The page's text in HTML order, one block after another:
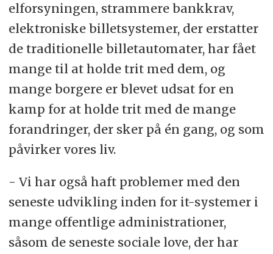
elforsyningen, strammere bankkrav,
elektroniske billetsystemer, der erstatter
de traditionelle billetautomater, har fået
mange til at holde trit med dem, og
mange borgere er blevet udsat for en
kamp for at holde trit med de mange
forandringer, der sker på én gang, og som
påvirker vores liv.
- Vi har også haft problemer med den
seneste udvikling inden for it-systemer i
mange offentlige administrationer,
såsom de seneste sociale love, der har